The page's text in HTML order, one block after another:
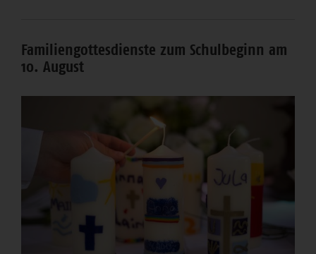
Familiengottesdienste zum Schulbeginn am
10. August